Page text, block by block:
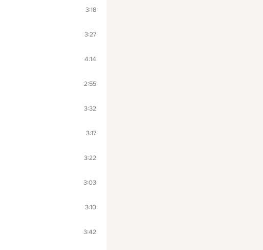
3:18
3:27
4:14
2:55
3:32
3:17
3:22
3:03
3:10
3:42